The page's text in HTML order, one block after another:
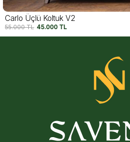
Carlo Üçlü Koltuk V1
55.000TL 45.000 TL